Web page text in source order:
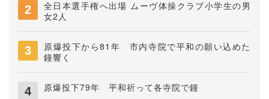
全日本選手権へ出場 ムーヴ体操クラブ小学生の男
女2人
原爆投下から81年 市内寺院で平和の願い込めた
鐘響く
原爆投下79年 平和祈って各寺院で鐘